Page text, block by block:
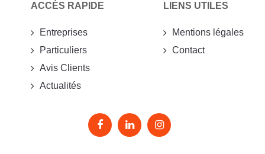
ACCÈS RAPIDE
Entreprises
Particuliers
Avis Clients
Actualités
LIENS UTILES
Mentions légales
Contact